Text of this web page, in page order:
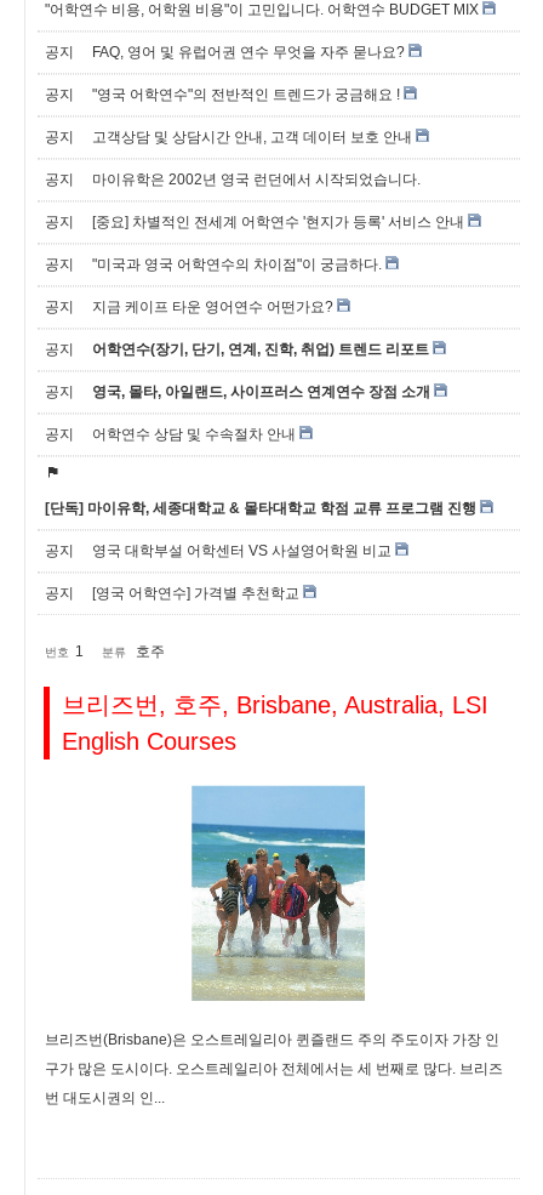
"어학연수 비용, 어학원 비용"이 고민입니다. 어학연수 BUDGET MIX
공지 FAQ, 영어 및 유럽어권 연수 무엇을 자주 묻나요?
공지 "영국 어학연수"의 전반적인 트렌드가 궁금해요 !
공지 고객상담 및 상담시간 안내, 고객 데이터 보호 안내
공지 마이유학은 2002년 영국 런던에서 시작되었습니다.
공지 [중요] 차별적인 전세계 어학연수 '현지가 등록' 서비스 안내
공지 "미국과 영국 어학연수의 차이점"이 궁금하다.
공지 지금 케이프 타운 영어연수 어떤가요?
공지 어학연수(장기, 단기, 연계, 진학, 취업) 트렌드 리포트
공지 영국, 몰타, 아일랜드, 사이프러스 연계연수 장점 소개
공지 어학연수 상담 및 수속절차 안내
[단독] 마이유학, 세종대학교 & 몰타대학교 학점 교류 프로그램 진행
공지 영국 대학부설 어학센터 VS 사설영어학원 비교
공지 [영국 어학연수] 가격별 추천학교
번호 1 분류 호주
브리즈번, 호주, Brisbane, Australia, LSI
English Courses
브리즈번(Brisbane)은 오스트레일리아 퀸즐랜드 주의 주도이자 가장 인
구가 많은 도시이다. 오스트레일리아 전체에서는 세 번째로 많다. 브리즈
번 대도시권의 인...